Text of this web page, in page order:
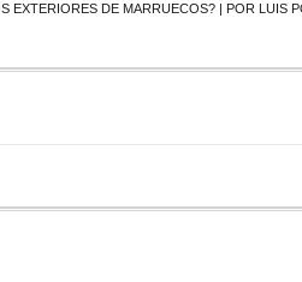
EXTERIORES DE MARRUECOS? | POR LUIS